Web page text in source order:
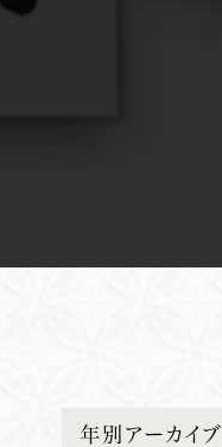
年別アーカイブ